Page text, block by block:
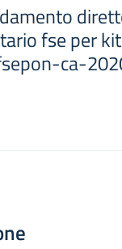
fse per kit
ca-